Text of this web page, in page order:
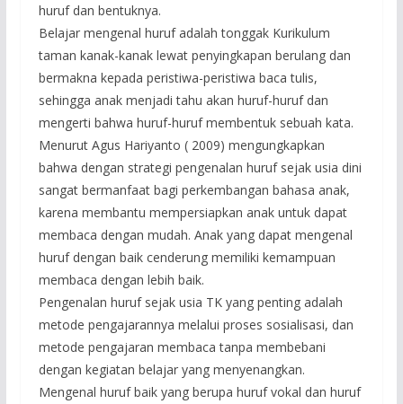
huruf dan bentuknya.
Belajar mengenal huruf adalah tonggak Kurikulum
taman kanak-kanak lewat penyingkapan berulang dan
bermakna kepada peristiwa-peristiwa baca tulis,
sehingga anak menjadi tahu akan huruf-huruf dan
mengerti bahwa huruf-huruf membentuk sebuah kata.
Menurut Agus Hariyanto ( 2009) mengungkapkan
bahwa dengan strategi pengenalan huruf sejak usia dini
sangat bermanfaat bagi perkembangan bahasa anak,
karena membantu mempersiapkan anak untuk dapat
membaca dengan mudah. Anak yang dapat mengenal
huruf dengan baik cenderung memiliki kemampuan
membaca dengan lebih baik.
Pengenalan huruf sejak usia TK yang penting adalah
metode pengajarannya melalui proses sosialisasi, dan
metode pengajaran membaca tanpa membebani
dengan kegiatan belajar yang menyenangkan.
Mengenal huruf baik yang berupa huruf vokal dan huruf